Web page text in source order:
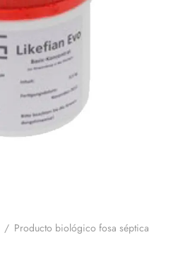
/ Producto biológico fosa séptica